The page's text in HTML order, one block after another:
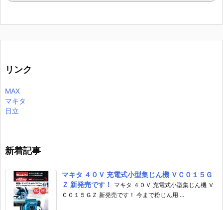
リンク
MAX
マキタ
日立
新着記事
マキタ ４０Ｖ 充電式小型集じん機 ＶＣ０１５Ｇ
Ｚ 新発売です！
マキタ ４０Ｖ 充電式小型集じん機 Ｖ
Ｃ０１５ＧＺ 新発売です！ 今まで粉じん用 ...